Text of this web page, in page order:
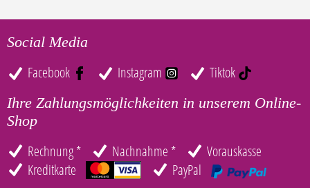
Social Media
Facebook Instagram Tiktok
Ihre Zahlungsmöglichkeiten in unserem Online-
Shop
Rechnung * Nachnahme *
Vorauskasse
Kreditkarte
PayPal